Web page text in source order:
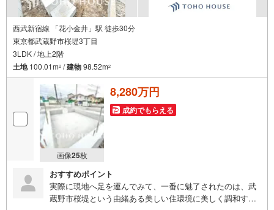
西武新宿線 「花小金井」駅 徒歩30分
東京都武蔵野市桜堤3丁目
3LDK / 地上2階
土地100.01m2 /建物98.52m2
画像25枚
8,280万円
成約でもらえる
おすすめポイント
実際に現地へ足を運んでみて、一番に魅了されたのは、武
蔵野市桜堤という由緒ある美しい住環境に美しく調和す